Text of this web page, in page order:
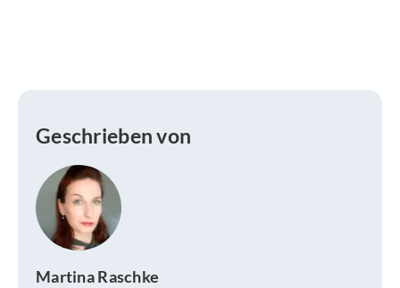
Geschrieben von
Martina Raschke